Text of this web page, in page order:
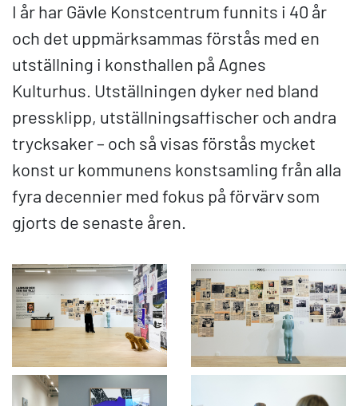
I år har Gävle Konstcentrum funnits i 40 år
och det uppmärksammas förstås med en
utställning i konsthallen på Agnes
Kulturhus. Utställningen dyker ned bland
pressklipp, utställningsaffischer och andra
trycksaker – och så visas förstås mycket
konst ur kommunens konstsamling från alla
fyra decennier med fokus på förvärv som
gjorts de senaste åren.